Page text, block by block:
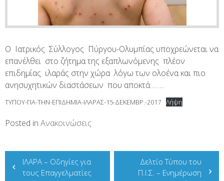
Ο Ιατρικός Σύλλογος Πύργου-Ολυμπίας υποχρεώνεται να
επανέλθει στο ζήτημα της εξαπλωνόμενης πλέον
επιδημίας ιλαράς στην χώρα λόγω των ολοένα και πιο
ανησυχητικών διαστάσεων που αποκτά……..
ΤΥΠΟΥ-ΓΙΑ-ΤΗΝ-ΕΠΙΔΗΜΙΑ-ΙΛΑΡΑΣ-15-ΔΕΚΕΜΒΡ.-2017 Λήψη
Posted in Ανακοινώσεις
Πλοήγηση
άρθρων
ΙΛΑΡΑ – Οδηγίες για
τους Επαγγελματίες
Δελτίο Τύπου του
Π.Ι.Σ. – Ενημέρωση